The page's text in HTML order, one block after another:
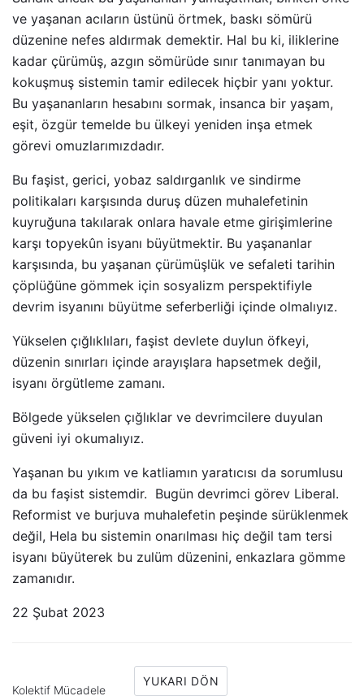
ve yaşanan acıların üstünü örtmek, baskı sömürü
düzenine nefes aldırmak demektir. Hal bu ki, iliklerine
kadar çürümüş, azgın sömürüde sınır tanımayan bu
kokuşmuş sistemin tamir edilecek hiçbir yanı yoktur.
Bu yaşananların hesabını sormak, insanca bir yaşam,
eşit, özgür temelde bu ülkeyi yeniden inşa etmek
görevi omuzlarımızdadır.
Bu faşist, gerici, yobaz saldırganlık ve sindirme
politikaları karşısında duruş düzen muhalefetinin
kuyruğuna takılarak onlara havale etme girişimlerine
karşı topyekûn isyanı büyütmektir. Bu yaşananlar
karşısında, bu yaşanan çürümüşlük ve sefaleti tarihin
çöplüğüne gömmek için sosyalizm perspektifiyle
devrim isyanını büyütme seferberliği içinde olmalıyız.
Yükselen çığlıklıları, faşist devlete duylun öfkeyi,
düzenin sınırları içinde arayışlara hapsetmek değil,
isyanı örgütleme zamanı.
Bölgede yükselen çığlıklar ve devrimcilere duyulan
güveni iyi okumalıyız.
Yaşanan bu yıkım ve katliamın yaratıcısı da sorumlusu
da bu faşist sistemdir. Bugün devrimci görev Liberal.
Reformist ve burjuva muhalefetin peşinde sürüklenmek
değil, Hela bu sistemin onarılması hiç değil tam tersi
isyanı büyüterek bu zulüm düzenini, enkazlara gömme
zamanıdır.
22 Şubat 2023
Kolektif Mücadele
YUKARI DÖN